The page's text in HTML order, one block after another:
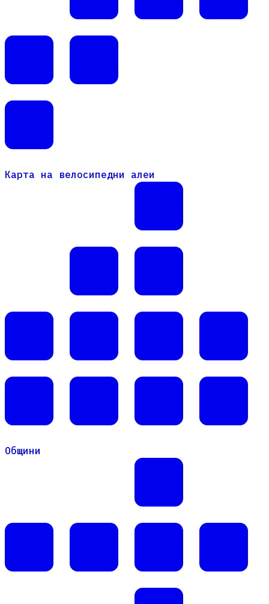
Карта на велосипедни алеи
Карта на велосипедни алеи
Общини